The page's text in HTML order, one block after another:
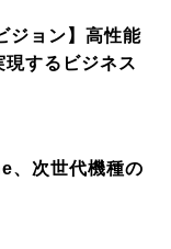
ジョン】高性能
現するビジネス
、次世代機種の